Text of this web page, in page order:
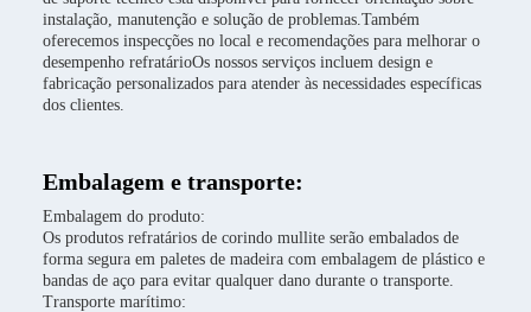
instalação, manutenção e solução de problemas.Também
oferecemos inspecções no local e recomendações para melhorar o
desempenho refratárioOs nossos serviços incluem design e
fabricação personalizados para atender às necessidades específicas
dos clientes.
Embalagem e transporte:
Embalagem do produto:
Os produtos refratários de corindo mullite serão embalados de
forma segura em paletes de madeira com embalagem de plástico e
bandas de aço para evitar qualquer dano durante o transporte.
Transporte marítimo: